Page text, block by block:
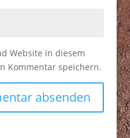
Website in diesem
Kommentar speichern.